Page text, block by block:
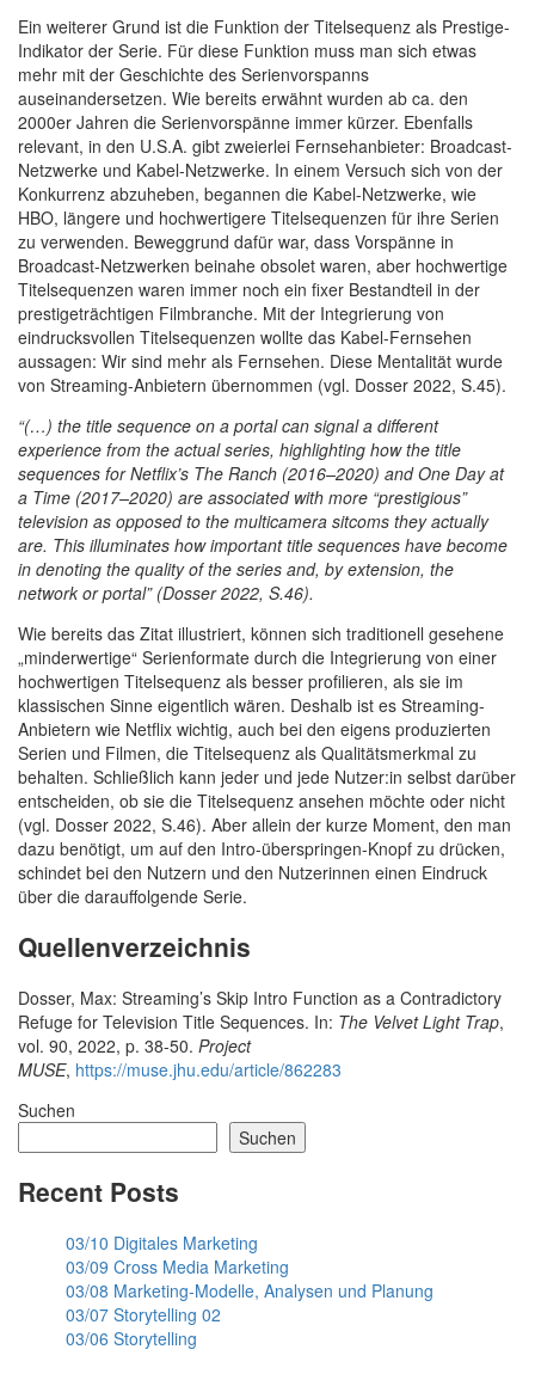
Ein weiterer Grund ist die Funktion der Titelsequenz als Prestige-
Indikator der Serie. Für diese Funktion muss man sich etwas
mehr mit der Geschichte des Serienvorspanns
auseinandersetzen. Wie bereits erwähnt wurden ab ca. den
2000er Jahren die Serienvorspänne immer kürzer. Ebenfalls
relevant, in den U.S.A. gibt zweierlei Fernsehanbieter: Broadcast-
Netzwerke und Kabel-Netzwerke. In einem Versuch sich von der
Konkurrenz abzuheben, begannen die Kabel-Netzwerke, wie
HBO, längere und hochwertigere Titelsequenzen für ihre Serien
zu verwenden. Beweggrund dafür war, dass Vorspänne in
Broadcast-Netzwerken beinahe obsolet waren, aber hochwertige
Titelsequenzen waren immer noch ein fixer Bestandteil in der
prestigeträchtigen Filmbranche. Mit der Integrierung von
eindrucksvollen Titelsequenzen wollte das Kabel-Fernsehen
aussagen: Wir sind mehr als Fernsehen. Diese Mentalität wurde
von Streaming-Anbietern übernommen (vgl. Dosser 2022, S.45).
“(…) the title sequence on a portal can signal a different
experience from the actual series, highlighting how the title
sequences for Netflix’s The Ranch (2016–2020) and One Day at
a Time (2017–2020) are associated with more “prestigious”
television as opposed to the multicamera sitcoms they actually
are. This illuminates how important title sequences have become
in denoting the quality of the series and, by extension, the
network or portal” (Dosser 2022, S.46).
Wie bereits das Zitat illustriert, können sich traditionell gesehene
„minderwertige“ Serienformate durch die Integrierung von einer
hochwertigen Titelsequenz als besser profilieren, als sie im
klassischen Sinne eigentlich wären. Deshalb ist es Streaming-
Anbietern wie Netflix wichtig, auch bei den eigens produzierten
Serien und Filmen, die Titelsequenz als Qualitätsmerkmal zu
behalten. Schließlich kann jeder und jede Nutzer:in selbst darüber
entscheiden, ob sie die Titelsequenz ansehen möchte oder nicht
(vgl. Dosser 2022, S.46). Aber allein der kurze Moment, den man
dazu benötigt, um auf den Intro-überspringen-Knopf zu drücken,
schindet bei den Nutzern und den Nutzerinnen einen Eindruck
über die darauffolgende Serie.
Quellenverzeichnis
Dosser, Max: Streaming’s Skip Intro Function as a Contradictory
Refuge for Television Title Sequences. In: The Velvet Light Trap,
vol. 90, 2022, p. 38-50. Project
MUSE, https://muse.jhu.edu/article/862283
Suchen
Suchen
Recent Posts
03/10 Digitales Marketing
03/09 Cross Media Marketing
03/08 Marketing-Modelle, Analysen und Planung
03/07 Storytelling 02
03/06 Storytelling